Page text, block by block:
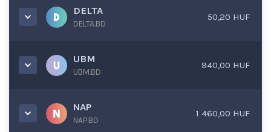
DELTA
DELTA.BD
50,20 HUF
UBM
UBM.BD
940,00 HUF
NAP
NAP.BD
1 460,00 HUF